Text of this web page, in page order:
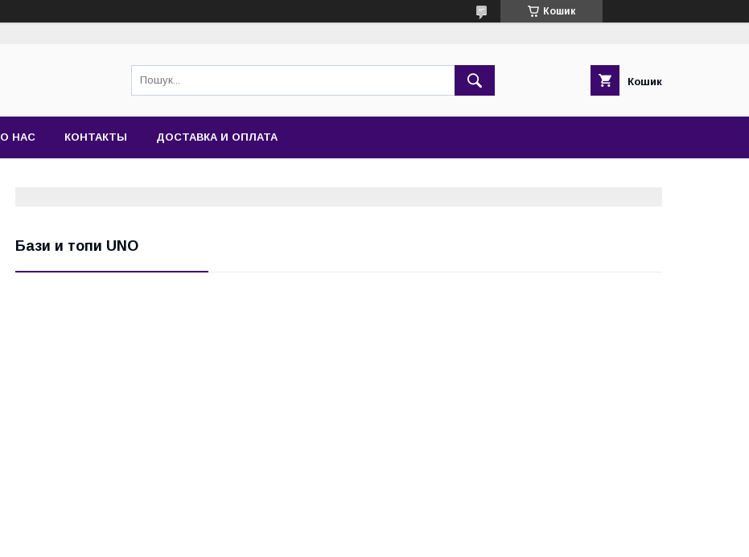
Кошик
Кошик
О НАС КОНТАКТЫ ДОСТАВКА И ОПЛАТА
Бази и топи UNO